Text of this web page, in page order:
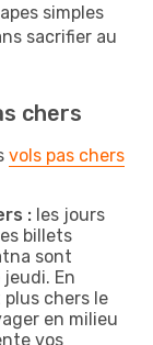
simples
sacrifier au
chers
vols pas chers
: les jours
billets
sont
En
chers le
en milieu
vos